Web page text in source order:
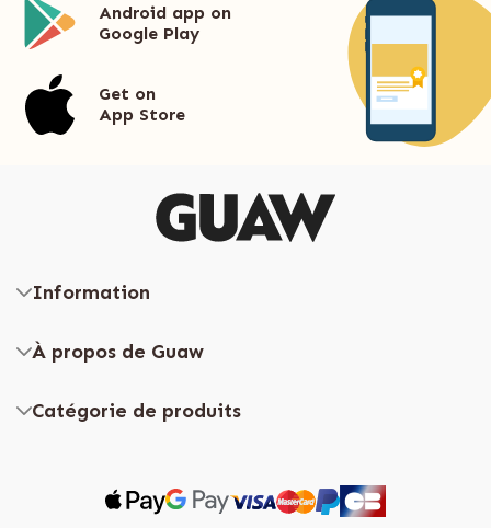
Android app on
Google Play
Get on
App Store
Information
À propos de Guaw
Catégorie de produits